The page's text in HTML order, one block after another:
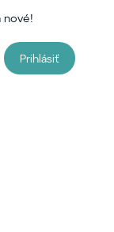
nové!
Prihlásiť